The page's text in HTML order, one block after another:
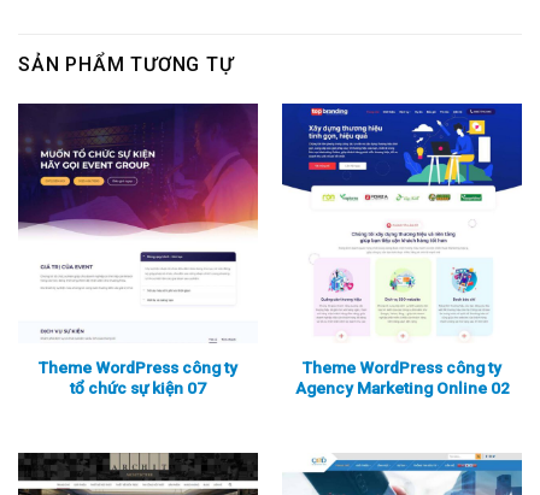
SẢN PHẨM TƯƠNG TỰ
Xem thực tế Xem chi tiết
Theme WordPress công ty
tổ chức sự kiện 07
Xem thực tế Xem chi tiết
Theme WordPress công ty
Agency Marketing Online 02